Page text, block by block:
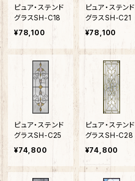
ピュア・ステンド
グラスSH-C18
¥78,100
ピュア・ステンド
グラスSH-C21
¥78,100
ピュア・ステンド
グラスSH-C25
¥74,800
ピュア・ステンド
グラスSH-C28
¥74,800